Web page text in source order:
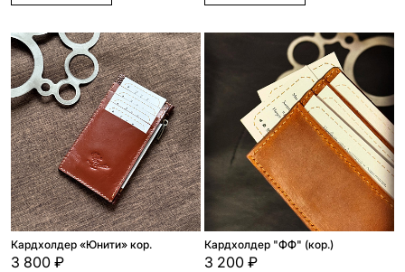
Кардхолдер «Юнити» кор.
3 800 ₽
Кардхолдер "ФФ" (кор.)
3 200 ₽